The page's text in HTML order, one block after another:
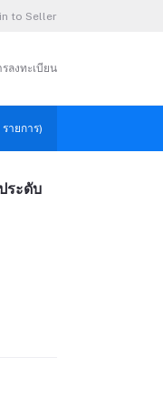
to Seller
รลงทะเบียน
รายการ)
ระดับ